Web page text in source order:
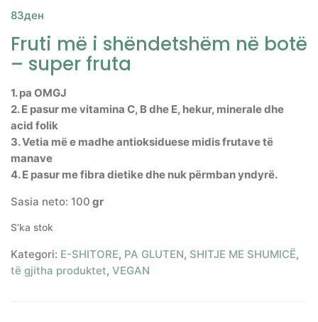
83ден
Fruti më i shëndetshëm në botë
– super fruta
1. pa ОМGJ
2. E pasur me vitamina C, B dhe E, hekur, minerale dhe
acid folik
3. Vetia më e madhe antioksiduese midis frutave të
manave
4. E pasur me fibra dietike dhe nuk përmban yndyrë.
Sasia neto: 100 gr
S’ka stok
Kategori: E-SHITORE, PA GLUTEN, SHITJE ME SHUMICË,
të gjitha produktet, VEGAN